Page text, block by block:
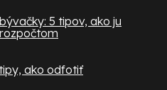
5 tipov, ako ju
ako odfotiť